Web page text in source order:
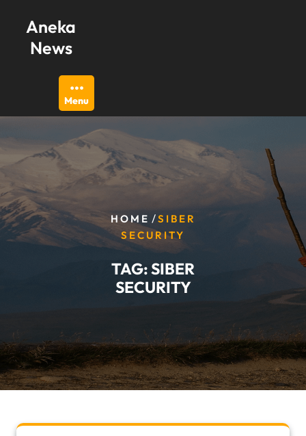
content
Aneka
News
Menu
HOME /SIBER
SECURITY
TAG:SIBER
SECURITY